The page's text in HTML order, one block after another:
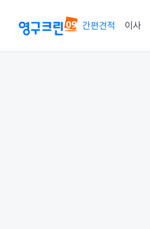
간편견적 이사